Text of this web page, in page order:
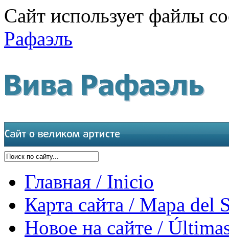
Сайт использует файлы
Рафаэль
Главная / Inicio
Карта сайта / Mapa del
Новое на сайте /